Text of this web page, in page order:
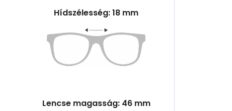
Hídszélesség: 18 mm
Lencse magasság: 46 mm